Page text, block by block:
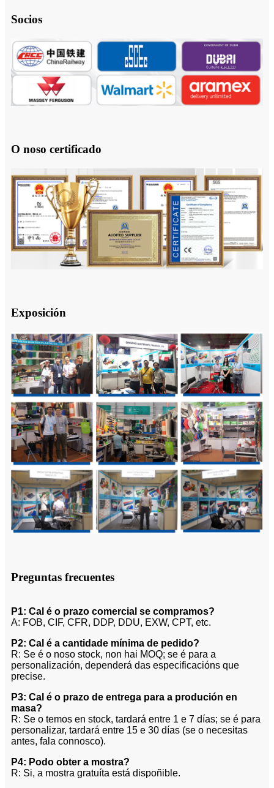
Socios
O noso certificado
Exposición
Preguntas frecuentes
P1: Cal é o prazo comercial se compramos?
A: FOB, CIF, CFR, DDP, DDU, EXW, CPT, etc.
P2: Cal é a cantidade mínima de pedido?
R: Se é o noso stock, non hai MOQ; se é para a
personalización, dependerá das especificacións que
precise.
P3: Cal é o prazo de entrega para a produción en
masa?
R: Se o temos en stock, tardará entre 1 e 7 días; se é para
personalizar, tardará entre 15 e 30 días (se o necesitas
antes, fala connosco).
P4: Podo obter a mostra?
R: Si, a mostra gratuíta está dispoñible.